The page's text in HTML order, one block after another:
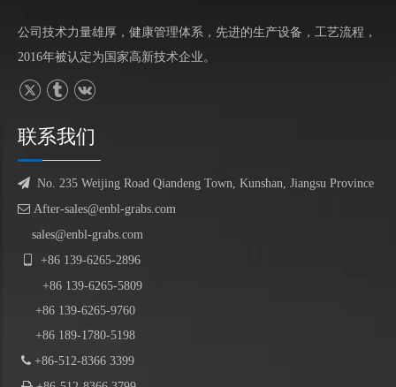
公司技术力量雄厚，健康管理体系，先进的生产设备，工艺流程，
2016年被认定为国家高新技术企业。
联系我们
 No. 235 Weijing Road Qiandeng Town, Kunshan, Jiangsu Province
 After-sales@enbl-grabs.com
sales@enbl-grabs.com
+86 139-6265-2896
+86 139-6265-5809
+86 139-6265-9760
+86 189-1780-5198
 +86-512-8366 3399